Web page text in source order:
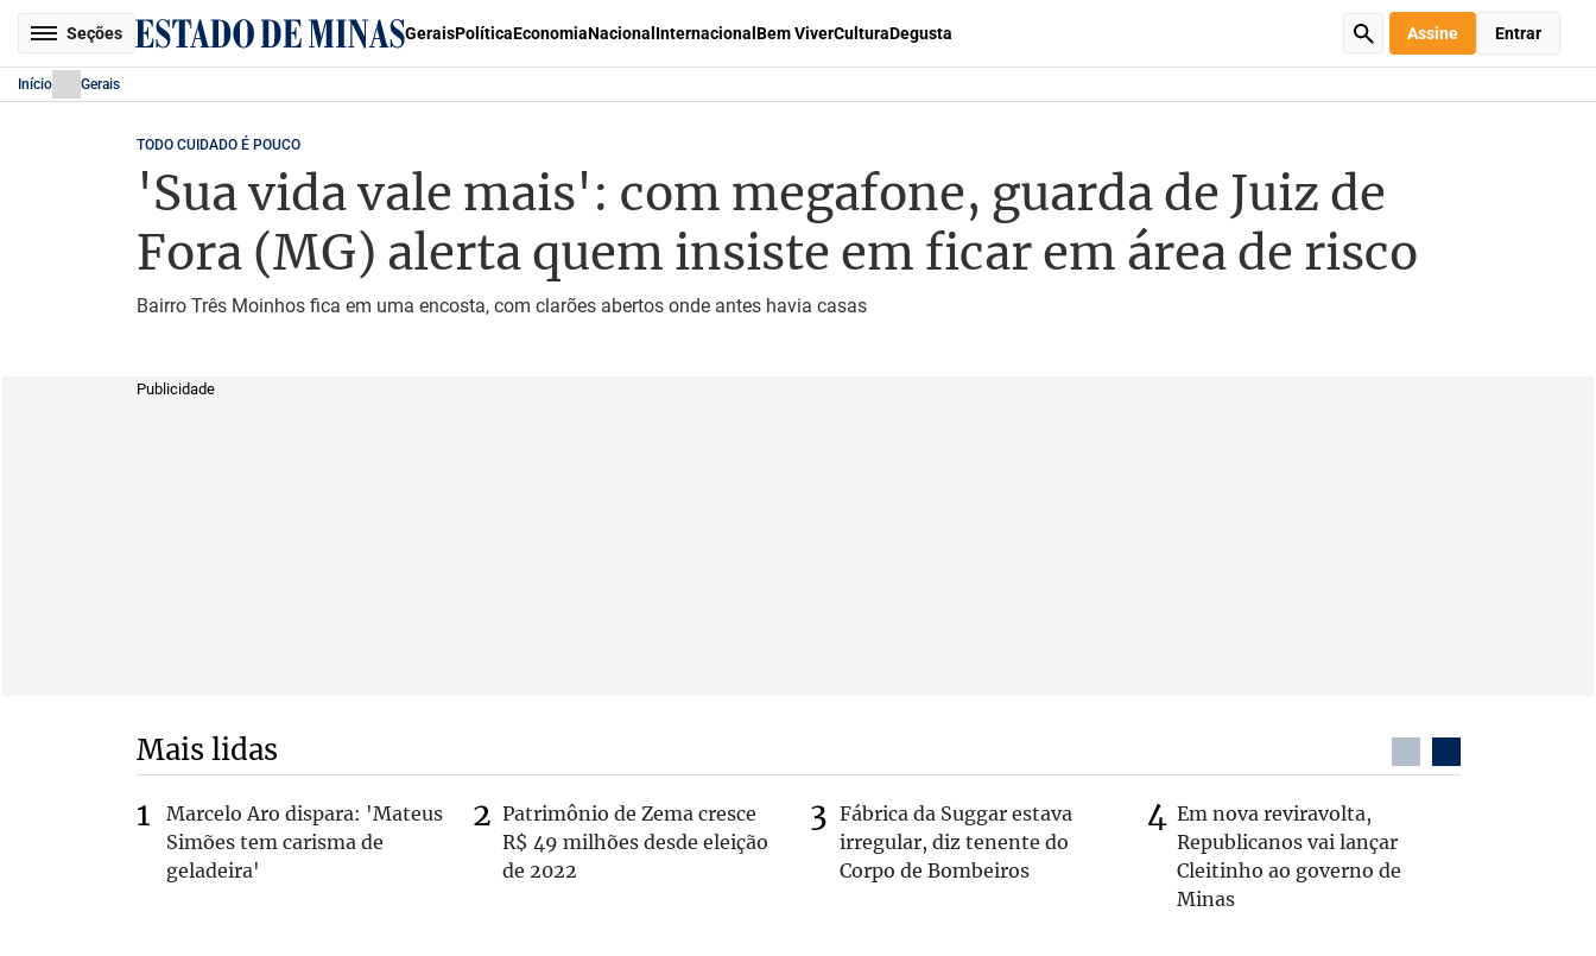
Seções GeraisPolíticaEconomiaNacional Internacional Bem ViverCulturaDegusta Assine Entrar
Início Gerais
TODO CUIDADO É POUCO
'Sua vida vale mais': com megafone, guarda de Juiz de
Fora (MG) alerta quem insiste em ficar em área de risco
Bairro Três Moinhos fica em uma encosta, com clarões abertos onde antes havia casas
Publicidade
Mais lidas
Marcelo Aro dispara: 'Mateus
Simões tem carisma de
geladeira'
Patrimônio de Zema cresce
R$ 49 milhões desde eleição
de 2022
Fábrica da Suggar estava
irregular, diz tenente do
Corpo de Bombeiros
Em nova reviravolta,
Republicanos vai lançar
Cleitinho ao governo de
Minas